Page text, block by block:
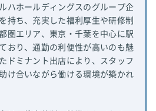
ハホールディングスのグループ企
持ち、充実した福利厚生や研修制
圏エリア、東京・千葉を中心に駅
おり、通勤の利便性が高いのも魅
ドミナント出店により、スタッフ
け合いながら働ける環境が築かれ